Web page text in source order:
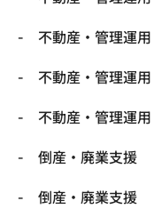
不動産・管理運用
不動産・管理運用
不動産・管理運用
倒産・廃業支援
倒産・廃業支援